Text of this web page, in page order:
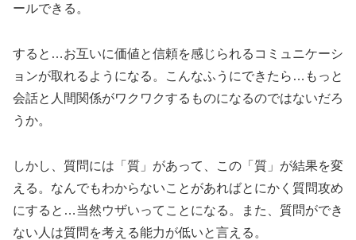
ールできる。
すると…お互いに価値と信頼を感じられるコミュニケーシ
ョンが取れるようになる。こんなふうにできたら…もっと
会話と人間関係がワクワクするものになるのではないだろ
うか。
しかし、質問には「質」があって、この「質」が結果を変
える。なんでもわからないことがあればとにかく質問攻め
にすると…当然ウザいってことになる。また、質問ができ
ない人は質問を考える能力が低いと言える。